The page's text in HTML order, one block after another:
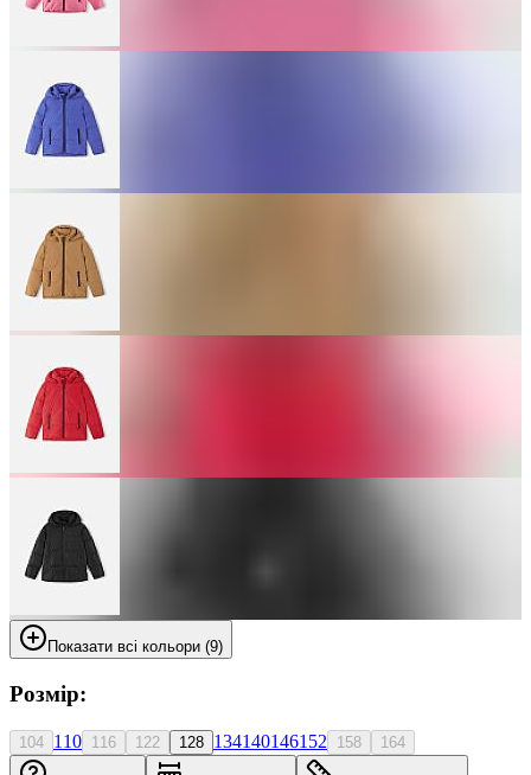
Показати всі кольори (9)
Розмір:
104 110 116 122 128 134140146152 158 164